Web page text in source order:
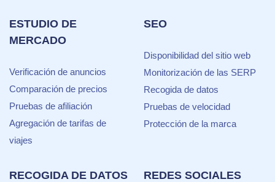
ESTUDIO DE
MERCADO
Verificación de anuncios
Comparación de precios
Pruebas de afiliación
Agregación de tarifas de
viajes
SEO
Disponibilidad del sitio web
Monitorización de las SERP
Recogida de datos
Pruebas de velocidad
Protección de la marca
RECOGIDA DE DATOS REDES SOCIALES